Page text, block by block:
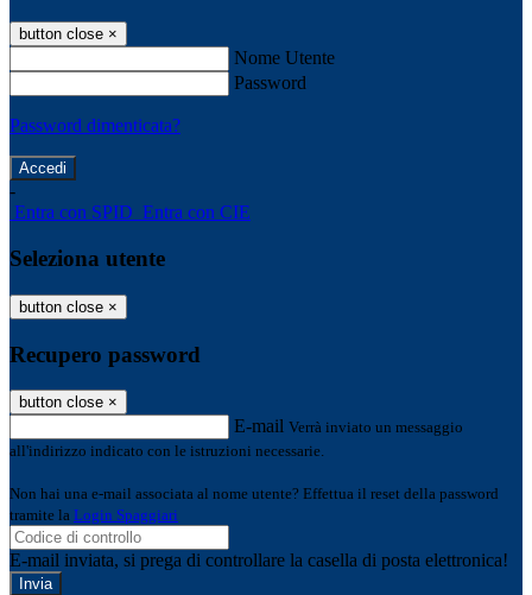
button close ×
Nome Utente
Password
Password dimenticata?
-
Entra con SPID Entra con CIE
Seleziona utente
button close ×
Recupero password
button close ×
E-mail Verrà inviato un messaggio
all'indirizzo indicato con le istruzioni necessarie.
Non hai una e-mail associata al nome utente? Effettua il reset della password
tramite la Login Spaggiari
E-mail inviata, si prega di controllare la casella di posta elettronica!